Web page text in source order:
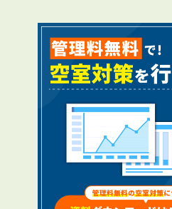
RENTALアブレイズの賃貸管理
管理料無料について
４つの強み
報酬と独自の保証内容
手続きの流れ